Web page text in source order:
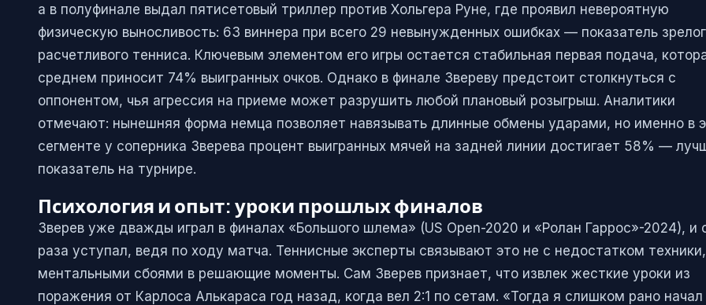
а в полуфинале выдал пятисетовый триллер против Хольгера Руне, где проявил невероятную
физическую выносливость: 63 виннера при всего 29 невынужденных ошибках — показатель
расчетливого тенниса. Ключевым элементом его игры остается стабильная первая подача,
среднем приносит 74% выигранных очков. Однако в финале Звереву предстоит столкнуться с
оппонентом, чья агрессия на приеме может разрушить любой плановый розыгрыш. Аналитики
отмечают: нынешняя форма немца позволяет навязывать длинные обмены ударами, но именно в
сегменте у соперника Зверева процент выигранных мячей на задней линии достигает 58% —
показатель на турнире.
Психология и опыт: уроки прошлых финалов
Зверев уже дважды играл в финалах «Большого шлема» (US Open-2020 и «Ролан Гаррос»-2024), и
раза уступал, ведя по ходу матча. Теннисные эксперты связывают это не с недостатком
ментальными сбоями в решающие моменты. Сам Зверев признает, что извлек жесткие уроки из
поражения от Карлоса Алькараса год назад, когда вел 2:1 по сетам. «Тогда я слишком рано начал